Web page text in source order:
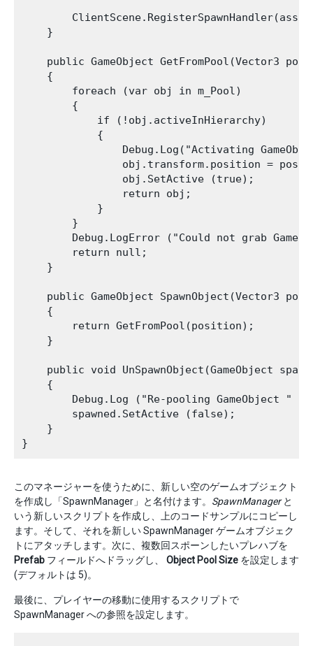
    }
public GameObject GetFromPool(Vector3
    {
        foreach (var obj in m_Pool)
        {
            if (!obj.activeInHierarchy)
            {
Debug.Log("Activating
obj.transform.position =
                obj.SetActive (true);
                return obj;
            }
        }
Debug.LogError ("Could not grab
        return null;
    }
public GameObject SpawnObject(Vector3
    {
        return GetFromPool(position);
    }
public void UnSpawnObject(GameObject
    {
Debug.Log ("Re-pooling GameObject " +
        spawned.SetActive (false);
    }
このマネージャーを使うために、新しい空のゲームオブジェクト
を作成し「SpawnManager」と名付けます。 SpawnManagerと
いう新しいスクリプトを作成し、上のコードサンプルにコピーし
ます。そして、それを新しい SpawnManager ゲームオブジェク
トにアタッチします。次に、複数回スポーンしたいプレハブを
Prefab フィールドへドラッグし、 Object Pool Size を設定します
(デフォルトは 5)。
最後に、プレイヤーの移動に使用するスクリプトで
SpawnManager への参照を設定します。